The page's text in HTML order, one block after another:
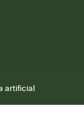
artificial